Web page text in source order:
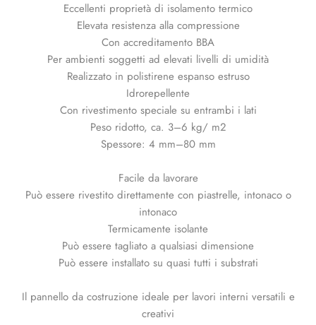
Eccellenti proprietà di isolamento termico
Elevata resistenza alla compressione
Con accreditamento BBA
Per ambienti soggetti ad elevati livelli di umidità
Realizzato in polistirene espanso estruso
Idrorepellente
Con rivestimento speciale su entrambi i lati
Peso ridotto, ca. 3–6 kg/ m2
Spessore: 4 mm–80 mm
Facile da lavorare
Può essere rivestito direttamente con piastrelle, intonaco o
intonaco
Termicamente isolante
Può essere tagliato a qualsiasi dimensione
Può essere installato su quasi tutti i substrati
Il pannello da costruzione ideale per lavori interni versatili e
creativi